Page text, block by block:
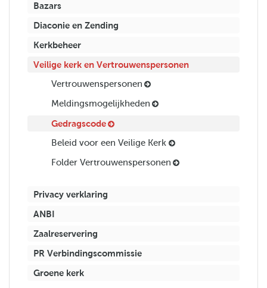
Bazars
Diaconie en Zending
Kerkbeheer
Veilige kerk en Vertrouwenspersonen
Vertrouwenspersonen
Meldingsmogelijkheden
Gedragscode
Beleid voor een Veilige Kerk
Folder Vertrouwenspersonen
Privacy verklaring
ANBI
Zaalreservering
PR Verbindingscommissie
Groene kerk